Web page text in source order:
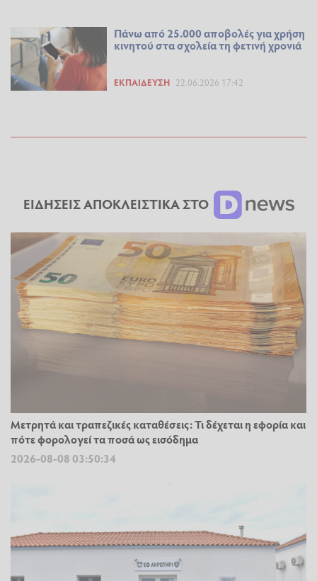
Πάνω από 25.000 αποβολές για χρήση
κινητού στα σχολεία τη φετινή χρονιά
ΕΚΠΑΊΔΕΥΣΗ 22.06.2026 17:42
ΕΙΔΗΣΕΙΣ ΑΠΟΚΛΕΙΣΤΙΚΑ ΣΤΟ
Μετρητά και τραπεζικές καταθέσεις: Τι δέχεται η εφορία και
πότε φορολογεί τα ποσά ως εισόδημα
2026-08-08 03:50:34